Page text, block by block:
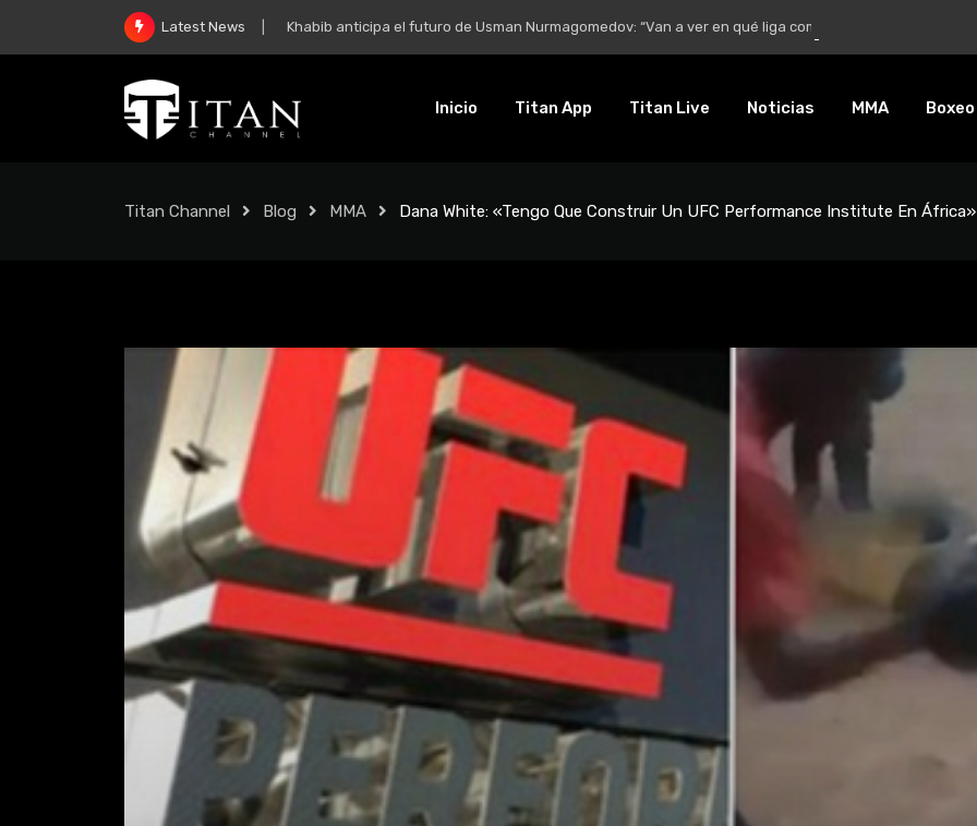
Latest NewsKhabib anticipa el futuro de Usman Nurmagomedov: “Van a ver en qué liga competirá”
Inicio Titan App Titan Live Noticias MMA Boxeo
Titan Channel Blog MMA Dana White: «Tengo Que Construir Un UFC Performance Institute En África»